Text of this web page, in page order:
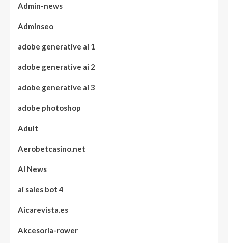
Admin-news
Adminseo
adobe generative ai 1
adobe generative ai 2
adobe generative ai 3
adobe photoshop
Adult
Aerobetcasino.net
AI News
ai sales bot 4
Aicarevista.es
Akcesoria-rower